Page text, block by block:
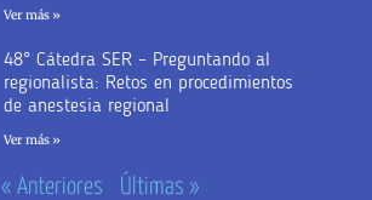
Ver más »
48° Cátedra SER – Preguntando al
regionalista: Retos en procedimientos
de anestesia regional
Ver más »
« Anteriores Últimas »